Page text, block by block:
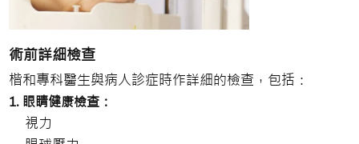
術前詳細檢查
楷和專科醫生與病人診症時作詳細的檢查，包括：
1. 眼睛健康檢查：
視力